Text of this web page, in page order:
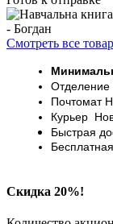
- Богдан
Смотреть все
Отделение
Почтомат
Курьер
Быстрая
Скидка 20%!